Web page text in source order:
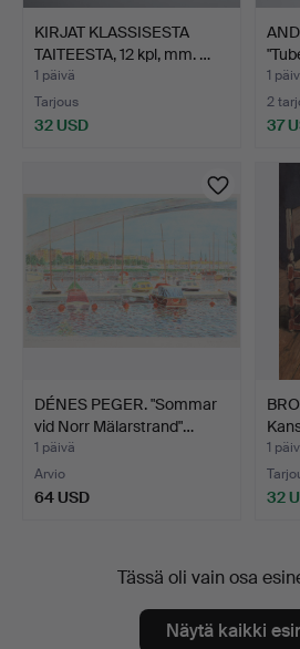
KIRJAT KLASSISESTA
TAITEESTA, 12 kpl, mm. …
1 päivä
Tarjous
32 USD
1
2
37
DÉNES PEGER. "Sommar
vid Norr Mälarstrand"…
1 päivä
Arvio
64 USD
öljy
1
32
Tässä oli vain osa
Näytä kaikki